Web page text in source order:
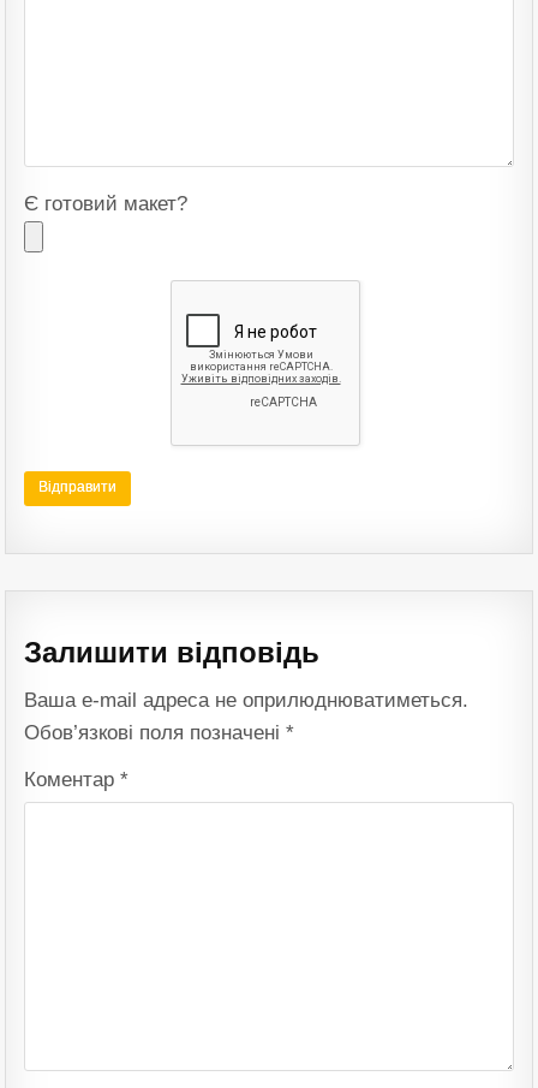
Є готовий макет?
Залишити відповідь
Ваша e-mail адреса не оприлюднюватиметься.
Обов’язкові поля позначені*
Коментар*